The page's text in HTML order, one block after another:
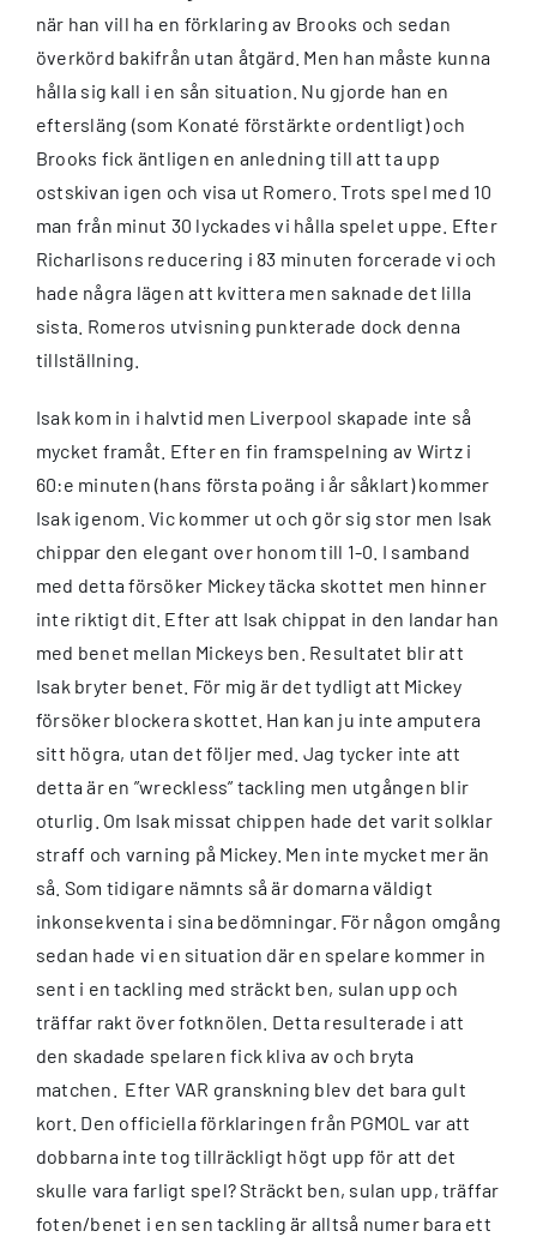
när han vill ha en förklaring av Brooks och sedan
överkörd bakifrån utan åtgärd. Men han måste kunna
hålla sig kall i en sån situation. Nu gjorde han en
eftersläng (som Konaté förstärkte ordentligt) och
Brooks fick äntligen en anledning till att ta upp
ostskivan igen och visa ut Romero. Trots spel med 10
man från minut 30 lyckades vi hålla spelet uppe. Efter
Richarlisons reducering i 83 minuten forcerade vi och
hade några lägen att kvittera men saknade det lilla
sista. Romeros utvisning punkterade dock denna
tillställning.
Isak kom in i halvtid men Liverpool skapade inte så
mycket framåt. Efter en fin framspelning av Wirtz i
60:e minuten (hans första poäng i år såklart) kommer
Isak igenom. Vic kommer ut och gör sig stor men Isak
chippar den elegant over honom till 1-0. I samband
med detta försöker Mickey täcka skottet men hinner
inte riktigt dit. Efter att Isak chippat in den landar han
med benet mellan Mickeys ben. Resultatet blir att
Isak bryter benet. För mig är det tydligt att Mickey
försöker blockera skottet. Han kan ju inte amputera
sitt högra, utan det följer med. Jag tycker inte att
detta är en ”wreckless” tackling men utgången blir
oturlig. Om Isak missat chippen hade det varit solklar
straff och varning på Mickey. Men inte mycket mer än
så. Som tidigare nämnts så är domarna väldigt
inkonsekventa i sina bedömningar. För någon omgång
sedan hade vi en situation där en spelare kommer in
sent i en tackling med sträckt ben, sulan upp och
träffar rakt över fotknölen. Detta resulterade i att
den skadade spelaren fick kliva av och bryta
matchen. Efter VAR granskning blev det bara gult
kort. Den officiella förklaringen från PGMOL var att
dobbarna inte tog tillräckligt högt upp för att det
skulle vara farligt spel? Sträckt ben, sulan upp, träffar
foten/benet i en sen tackling är alltså numer bara ett